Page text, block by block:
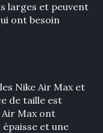
larges et peuvent
ont besoin
Nike Air Max et
de taille est
Max ont
et une